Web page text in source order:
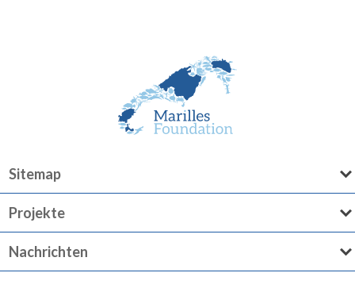
Sitemap
Projekte
Nachrichten